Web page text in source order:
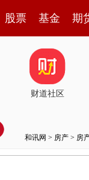
股票 基金 期
财道社区
和讯网 > 房产 > 房